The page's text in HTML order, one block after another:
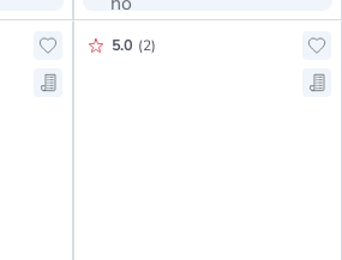
Hozzáadás a kedvencekhez,
Mentés a bevásárló listára,
Értékelés pontszáma:
5.0 (2)